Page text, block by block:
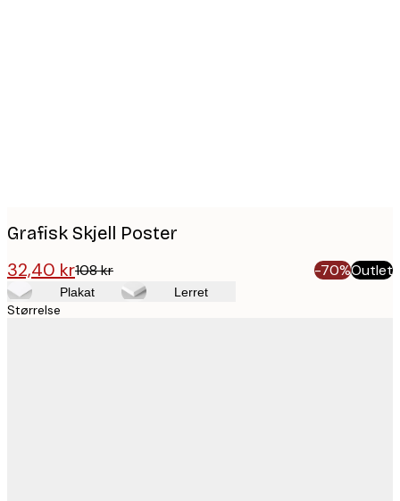
Grafisk Skjell Poster
32,40 kr108 kr -70%Outlet
Plakat Lerret
Størrelse